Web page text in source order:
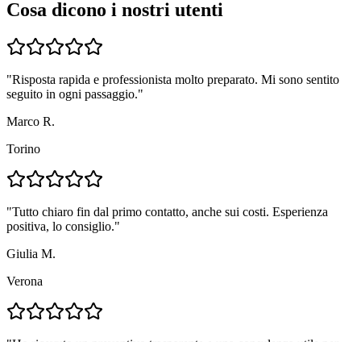
Cosa dicono i nostri utenti
"Risposta rapida e professionista molto preparato. Mi sono sentito
seguito in ogni passaggio."
Marco R.
Torino
"Tutto chiaro fin dal primo contatto, anche sui costi. Esperienza
positiva, lo consiglio."
Giulia M.
Verona